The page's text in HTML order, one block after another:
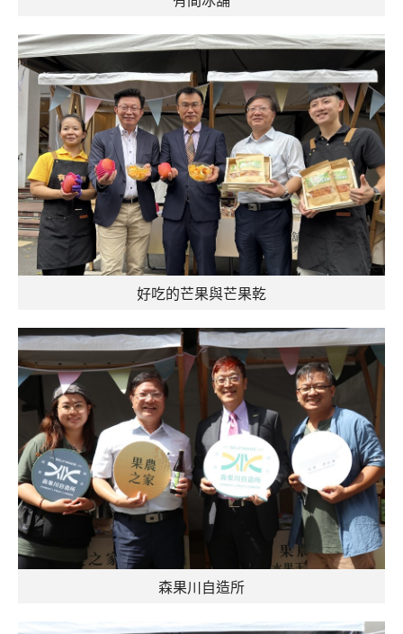
好吃的芒果與芒果乾
森果川自造所